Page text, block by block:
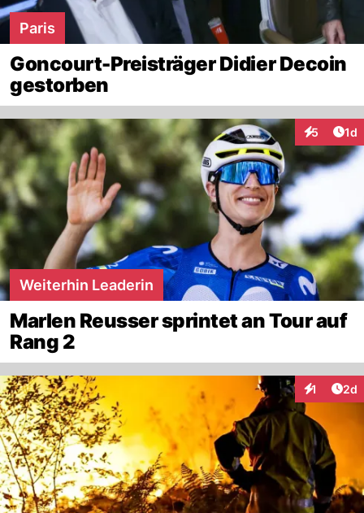
Paris
Goncourt-Preisträger Didier Decoin
gestorben
5 1d
Weiterhin Leaderin
Marlen Reusser sprintet an Tour auf
Rang 2
1 2d